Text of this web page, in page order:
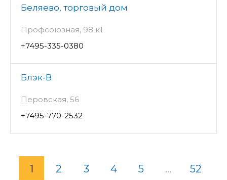
Беляево, торговый дом
Профсоюзная, 98 к1
+7495-335-0380
Блэк-В
Перовская, 56
+7495-770-2532
1 2 3 4 5 ... 52